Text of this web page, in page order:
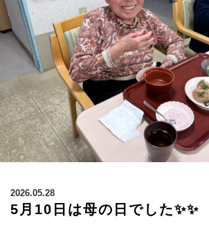
2026.05.28
5月10日は母の日でした✨✨